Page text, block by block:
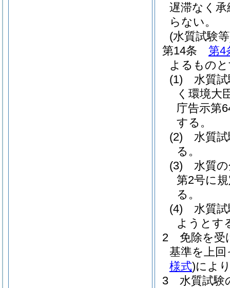
遅滞なく承
らない。
(水質試験
第14条
第4
よるもの
(1)
水質
く環境大
庁告示第
する。
(2)
水質
る。
(3)
水質
第2号に
る。
(4)
水質
ようとす
2
免除を受
基準を上
様式)によ
3
水質試験